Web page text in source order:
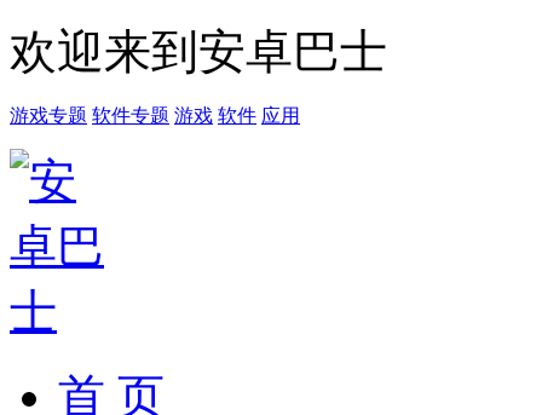
欢迎来到安卓巴士
游戏专题 软件专题 游戏 软件 应用
首 页